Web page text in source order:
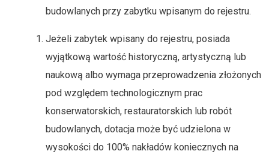
budowlanych przy zabytku wpisanym do rejestru.
Jeżeli zabytek wpisany do rejestru, posiada
wyjątkową wartość historyczną, artystyczną lub
naukową albo wymaga przeprowadzenia złożonych
pod względem technologicznym prac
konserwatorskich, restauratorskich lub robót
budowlanych, dotacja może być udzielona w
wysokości do 100% nakładów koniecznych na